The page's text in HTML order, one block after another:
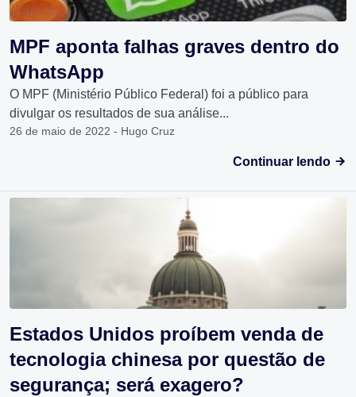
MPF aponta falhas graves dentro do
WhatsApp
O MPF (Ministério Público Federal) foi a público para
divulgar os resultados de sua análise...
26 de maio de 2022 - Hugo Cruz
Continuar lendo
Estados Unidos proíbem venda de
tecnologia chinesa por questão de
segurança; será exagero?